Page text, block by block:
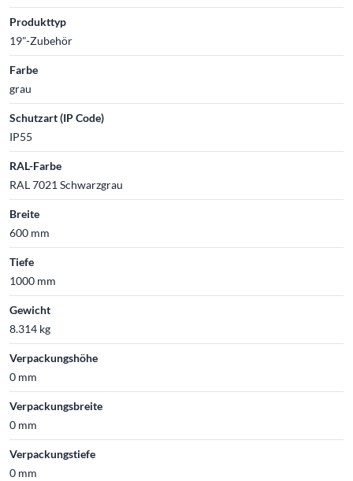
Produkttyp
19"-Zubehör
Farbe
grau
Schutzart (IP Code)
IP55
RAL-Farbe
RAL 7021 Schwarzgrau
Breite
600 mm
Tiefe
1000 mm
Gewicht
8.314 kg
Verpackungshöhe
0 mm
Verpackungsbreite
0 mm
Verpackungstiefe
0 mm